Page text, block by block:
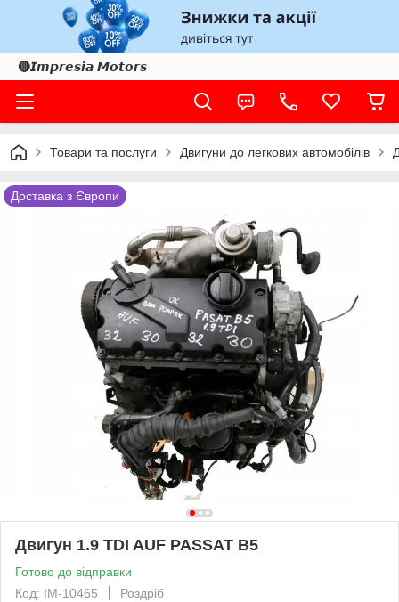
🔴𝙄𝙢𝙥𝙧𝙚𝙨𝙞𝙖 𝙈𝙤𝙩𝙤𝙧𝙨
Товари та послуги Двигуни до легкових автомобілів
Доставка з Європи
Двигун 1.9 TDI AUF PASSAT B5
Готово до відправки
Код: IM-10465
Роздріб